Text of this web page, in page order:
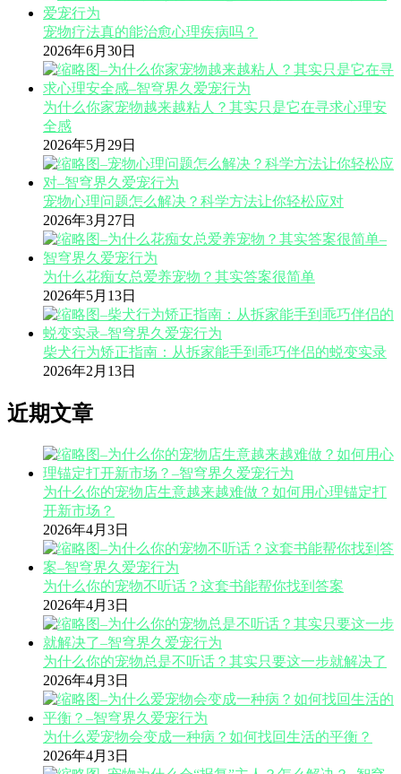
宠物疗法真的能治愈心理疾病吗？
2026年6月30日
为什么你家宠物越来越粘人？其实只是它在寻求心理安
全感
2026年5月29日
宠物心理问题怎么解决？科学方法让你轻松应对
2026年3月27日
为什么花痴女总爱养宠物？其实答案很简单
2026年5月13日
柴犬行为矫正指南：从拆家能手到乖巧伴侣的蜕变实录
2026年2月13日
近期文章
为什么你的宠物店生意越来越难做？如何用心理锚定打
开新市场？
2026年4月3日
为什么你的宠物不听话？这套书能帮你找到答案
2026年4月3日
为什么你的宠物总是不听话？其实只要这一步就解决了
2026年4月3日
为什么爱宠物会变成一种病？如何找回生活的平衡？
2026年4月3日